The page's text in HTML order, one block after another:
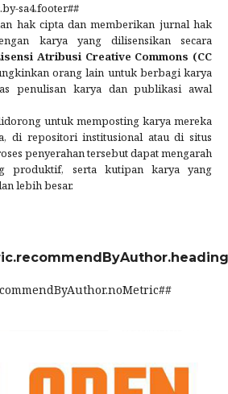
sa4.footer##
hak cipta dan memberikan jurnal hak
karya yang dilisensikan secara
Atribusi Creative Commons (CC
orang lain untuk berbagi karya
penulisan karya dan publikasi awal
untuk memposting karya mereka
di repositori institusional atau di situs
penyerahan tersebut dapat mengarah
produktif, serta kutipan karya yang
lebih besar.